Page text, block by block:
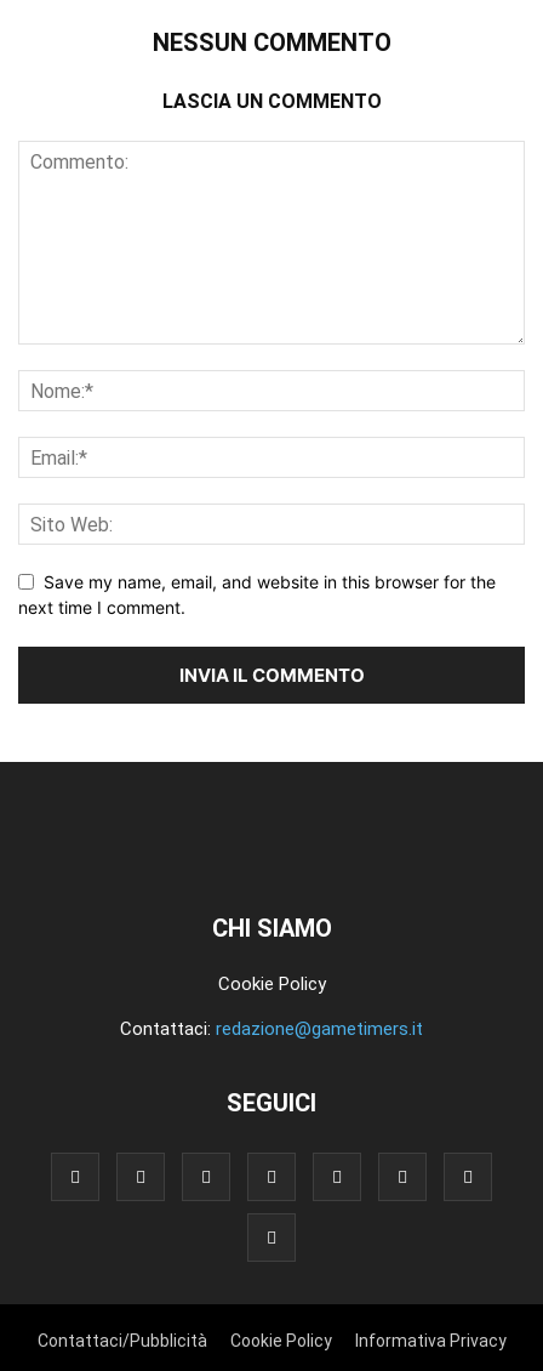
NESSUN COMMENTO
LASCIA UN COMMENTO
Save my name, email, and website in this browser for the
next time I comment.
CHI SIAMO
Cookie Policy
Contattaci: redazione@gametimers.it
SEGUICI
Contattaci/Pubblicità Cookie Policy Informativa Privacy